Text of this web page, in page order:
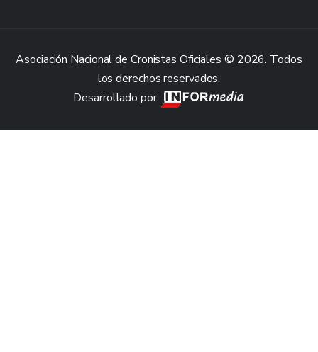
Asociación Nacional de Cronistas Oficiales © 2026. Todos
los derechos reservados.
Desarrollado por